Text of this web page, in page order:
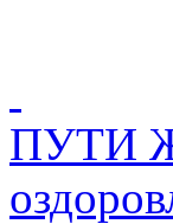
ПУТИ